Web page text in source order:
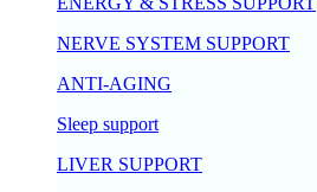
NERVE SYSTEM SUPPORT
ANTI-AGING
Sleep support
LIVER SUPPORT